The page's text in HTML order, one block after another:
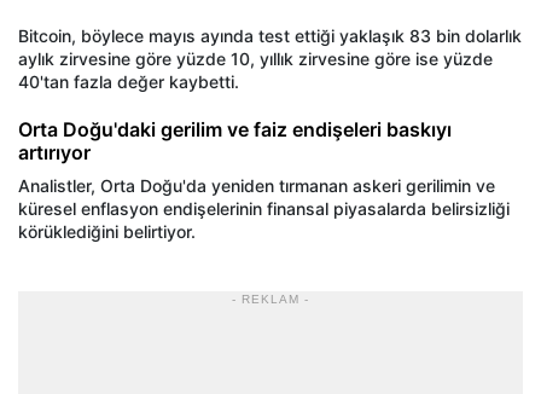
Bitcoin, böylece mayıs ayında test ettiği yaklaşık 83 bin dolarlık
aylık zirvesine göre yüzde 10, yıllık zirvesine göre ise yüzde
40'tan fazla değer kaybetti.
Orta Doğu'daki gerilim ve faiz endişeleri baskıyı
artırıyor
Analistler, Orta Doğu'da yeniden tırmanan askeri gerilimin ve
küresel enflasyon endişelerinin finansal piyasalarda belirsizliği
körüklediğini belirtiyor.
- REKLAM -